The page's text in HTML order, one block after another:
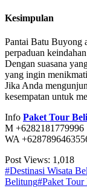
Kesimpulan
Pantai Batu Buyong
perpaduan
Dengan suasana
yang ingin
Jika Anda
kesempatan untuk
Info Paket Tour
M +6282181779996
WA
Post Views: 1,018
#Destinasi Wisata
Belitung#Paket